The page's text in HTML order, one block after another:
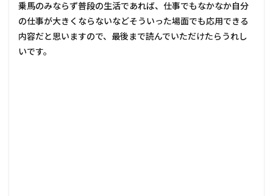
乗馬のみならず普段の生活であれば、仕事でもなかなか自分
の仕事が大きくならないなどそういった場面でも応用できる
内容だと思いますので、最後まで読んでいただけたらうれし
いです。